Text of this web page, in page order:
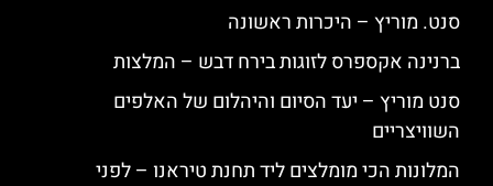
סנט. מוריץ – היכרות ראשונה
ברנינה אקספרס לזוגות בירח דבש – המלצות
סנט מוריץ – יעד הסיום והיהלום של האלפים
השוויצריים
המלונות הכי מומלצים ליד תחנת טיראנו – לפני